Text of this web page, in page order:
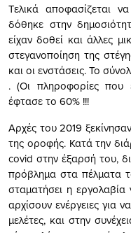
Τελικά αποφασίζεται
δόθηκε στην
είχαν δοθεί και άλλες
στεγανοποίηση της
και οι ενστάσεις. Το
. (Οι πληροφορίες που
έφτασε το 60% !!!
Αρχές του 2019
της οροφής. Κατά την
covid στην έξαρσή του,
πρόβλημα στα πέλματα
σταματήσει η
αρχίσουν ενέργειες για
μελέτες, και στην